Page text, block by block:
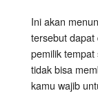
Ini akan
tersebut dapat
pemilik
tidak bisa
kamu wajib